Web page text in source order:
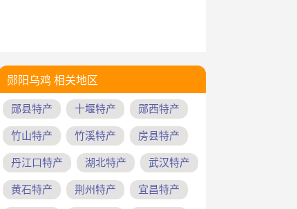
郧阳乌鸡 相关地区
郧县特产 十堰特产 郧西特产
竹山特产 竹溪特产 房县特产
丹江口特产 湖北特产 武汉特产
黄石特产 荆州特产 宜昌特产